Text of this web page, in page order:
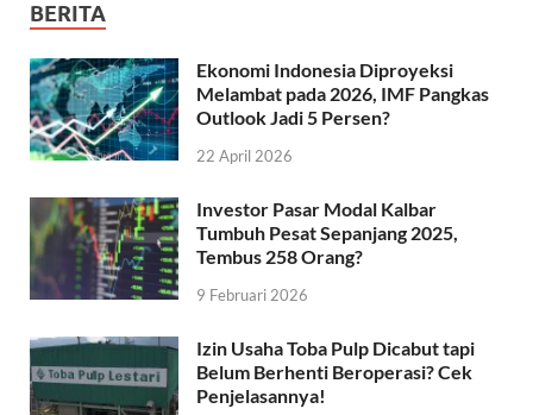
BERITA
Ekonomi Indonesia Diproyeksi
Melambat pada 2026, IMF Pangkas
Outlook Jadi 5 Persen?
22 April 2026
Investor Pasar Modal Kalbar
Tumbuh Pesat Sepanjang 2025,
Tembus 258 Orang?
9 Februari 2026
Izin Usaha Toba Pulp Dicabut tapi
Belum Berhenti Beroperasi? Cek
Penjelasannya!